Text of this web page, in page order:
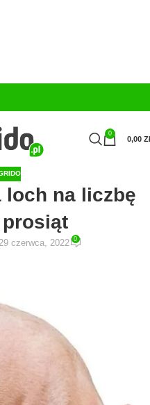
0
0,00
loch na liczbę
czerwca, 2022 0